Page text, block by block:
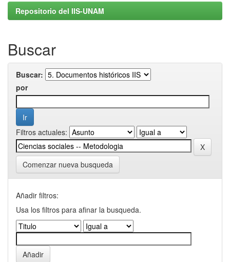
Repositorio del IIS-UNAM
Buscar
Buscar:
por
Filtros actuales:
Comenzar nueva busqueda
Añadir filtros:
Usa los filtros para afinar la busqueda.